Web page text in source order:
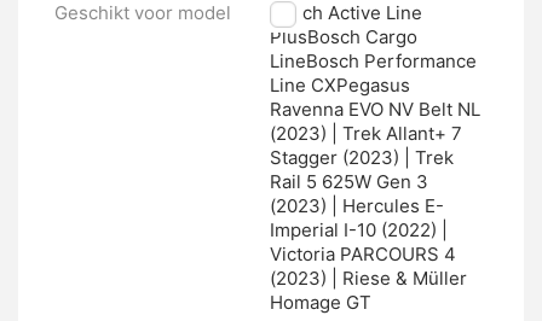
Geschikt voor model
Bosch Active Line
PlusBosch Cargo
LineBosch Performance
Line CXPegasus
Ravenna EVO NV Belt NL
(2023) | Trek Allant+ 7
Stagger (2023) | Trek
Rail 5 625W Gen 3
(2023) | Hercules E-
Imperial I-10 (2022) |
Victoria PARCOURS 4
(2023) | Riese & Müller
Homage GT